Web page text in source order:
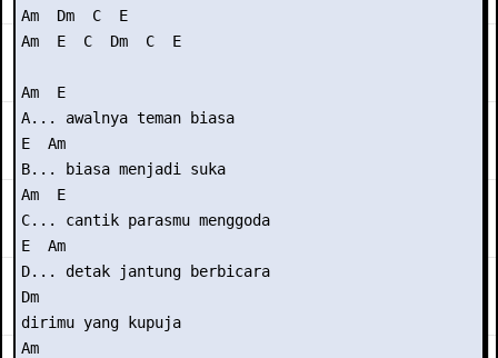
Am  Dm  C  E
Am  E  C  Dm  C  E
Am  E
A... awalnya teman biasa
E  Am
B... biasa menjadi suka
Am  E
C... cantik parasmu menggoda
E  Am
D... detak jantung berbicara
Dm
dirimu yang kupuja
Am